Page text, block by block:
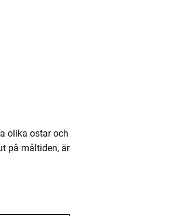
olika ostar och
på måltiden, är